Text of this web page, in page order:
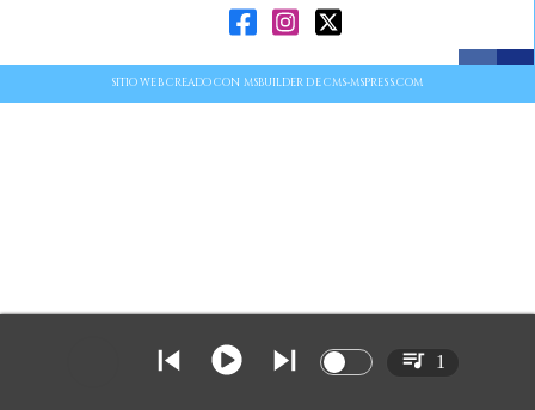
SITIO WEB CREADO CON MSBUILDER DE CMS-MSPRESS.COM
1